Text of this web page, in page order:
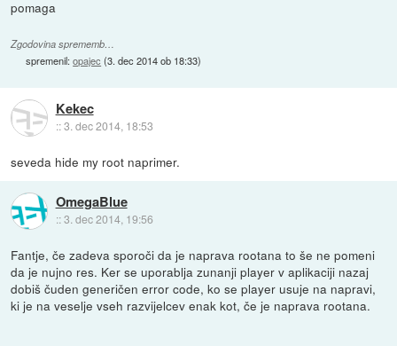
pomaga
Zgodovina sprememb…
spremenil:opajec (3. dec 2014 ob 18:33)
Kekec
::3. dec 2014, 18:53
seveda hide my root naprimer.
OmegaBlue
::3. dec 2014, 19:56
Fantje, če zadeva sporoči da je naprava rootana to še ne pomeni
da je nujno res. Ker se uporablja zunanji player v aplikaciji nazaj
dobiš čuden generičen error code, ko se player usuje na napravi,
ki je na veselje vseh razvijelcev enak kot, če je naprava rootana.